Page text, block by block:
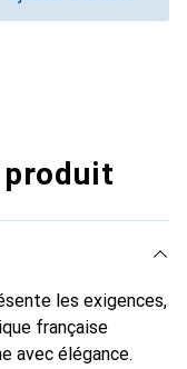
les exigences,
française
avec élégance.